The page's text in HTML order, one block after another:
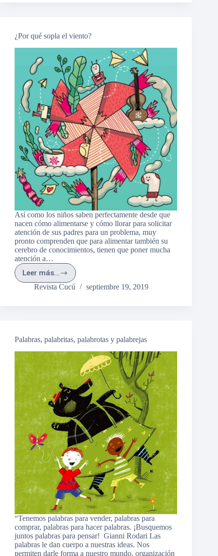
y
¿Por qué sopla el viento?
Así como los niños saben perfectamente desde que
nacen cómo alimentarse y cómo llorar para solicitar
atención de sus padres para un problema, muy
pronto comprenden que para alimentar también su
cerebro de conocimientos, tienen que poner mucha
atención a…
Leer más...
¿Por
qué
Revista Cucú septiembre 19, 2019
Palabras, palabritas, palabrotas y palabrejas
“Tenemos palabras para vender, palabras para
comprar, palabras para hacer palabras. ¡Busquemos
juntos palabras para pensar! Gianni Rodari Las
palabras le dan cuerpo a nuestras ideas. Nos
permiten darle forma a nuestro mundo, organización